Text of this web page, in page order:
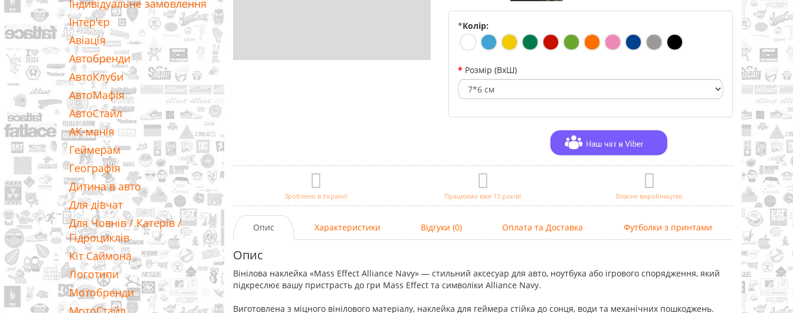
Індивідуальне замовлення
Інтер'єр
Авіація
Автобренди
АвтоКлуби
АвтоМафія
АвтоСтайл
АК-манія
Геймерам
Географія
Дитина в авто
Для дівчат
Для Човнів / Катерів /
Гідроциклів
Кіт Саймона
Логотипи
Мотобренди
*Колір:
Розмір (ВхШ)
Зроблено в Україні! Працюємо вже 13 років! Власне виробництво
Опис Характеристики Відгуки (0) Оплата та Доставка Футболки з принтами
Опис
Вінілова наклейка «Mass Effect Alliance Navy» — стильний аксесуар для авто, ноутбука або ігрового спорядження, який
підкреслює вашу пристрасть до гри Mass Effect та символіки Alliance Navy.
Виготовлена з міцного вінілового матеріалу, наклейка для геймера стійка до сонця, води та механічних пошкоджень.